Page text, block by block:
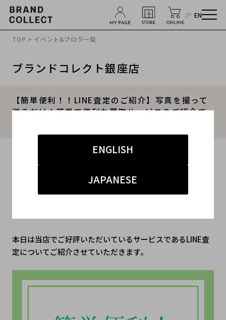
JP EN
ENGLISH
JAPANESE
TOP > イベント&ブログ一覧
ブランドコレクト銀座店
【簡単便利！！LINE査定のご紹介】写真を撮って
送るだけ！簡単で便利な買取サービスのご紹介で
#高価買取
本日は当店でご好評いただいているサービスであるLINE査
定についてご紹介させていただきます。